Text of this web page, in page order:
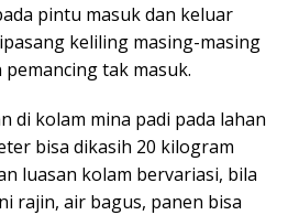
pintu masuk dan keluar
keliling masing-masing
tak masuk.
di kolam mina padi pada lahan
bisa dikasih 20 kilogram
luasan kolam bervariasi, bila
rajin, air bagus, panen bisa